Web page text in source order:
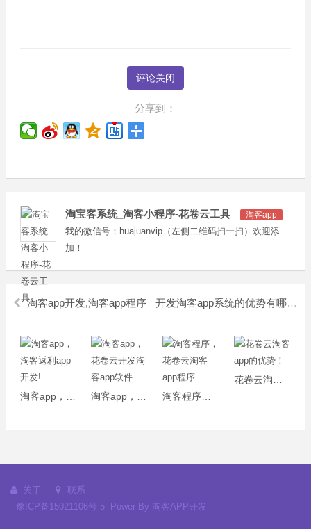
评论关闭
分享到：
淘宝客系统_淘客小程序-花卷云工具 淘客app
我的微信号：huajuanvip（左侧二维码扫一扫）欢迎添
加！
淘客app开发,淘客app程序 开发淘客app系统的优势有哪些？
关于
联系
豫ICP备15021106号-5
Power By 淘客APP开发